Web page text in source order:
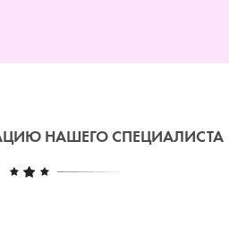
НАШЕГО СПЕЦИАЛИСТА